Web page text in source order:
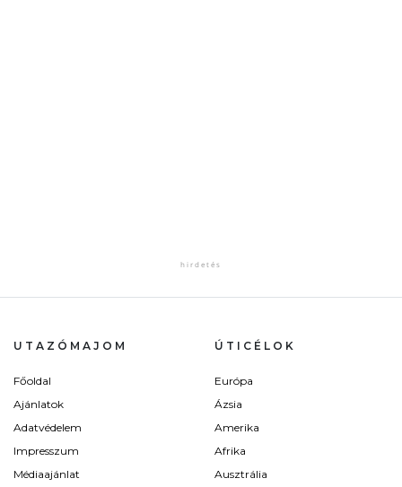
UTAZÓMAJOM
Főoldal
Ajánlatok
Adatvédelem
Impresszum
Médiaajánlat
ÚTICÉLOK
Európa
Ázsia
Amerika
Afrika
Ausztrália